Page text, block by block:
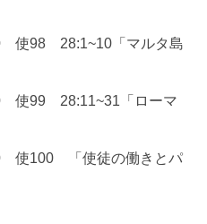
使98 28:1~10「マルタ島
使99 28:11~31「ローマ
使100 「使徒の働きとパ